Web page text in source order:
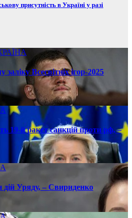
присутність в Україні у разі
Всесвітніх ігор-2025
19-й ракет санкцій проти рф, –
дій Уряду, – Свириденко